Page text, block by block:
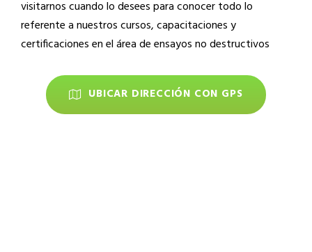
visitarnos cuando lo desees para conocer todo lo
referente a nuestros cursos, capacitaciones y
certificaciones en el área de ensayos no destructivos
UBICAR DIRECCIÓN CON GPS